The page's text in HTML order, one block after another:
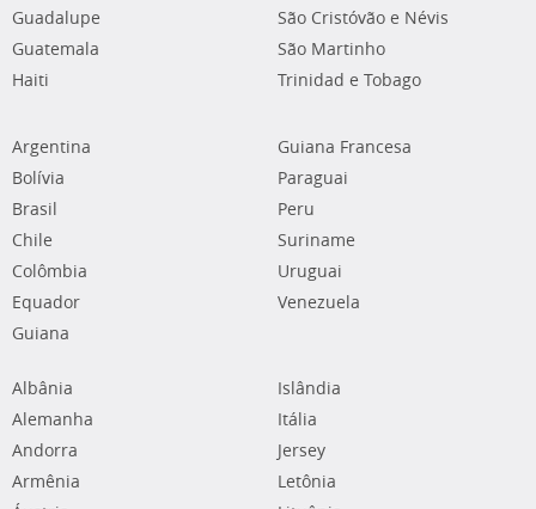
Guadalupe
Guatemala
Haiti
São Cristóvão e Névis
São Martinho
Trinidad e Tobago
Argentina
Bolívia
Brasil
Chile
Colômbia
Equador
Guiana
Guiana Francesa
Paraguai
Peru
Suriname
Uruguai
Venezuela
Albânia
Alemanha
Andorra
Armênia
Islândia
Itália
Jersey
Letônia